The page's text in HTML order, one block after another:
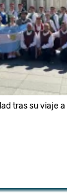
tras su viaje